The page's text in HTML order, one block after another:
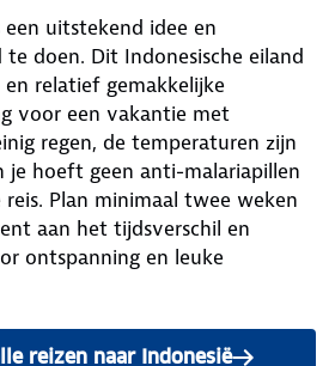
uitstekend idee en
doen. Dit Indonesische eiland
relatief gemakkelijke
voor een vakantie met
regen, de temperaturen zijn
je hoeft geen anti-malariapillen
Plan minimaal twee weken
aan het tijdsverschil en
ontspanning en leuke
reizen naar Indonesië